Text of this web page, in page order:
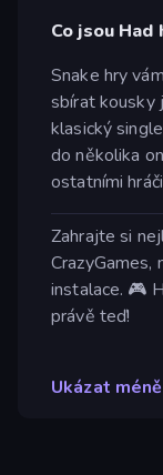
Co jsou Had
Snake hry
sbírat kousky
klasický
do několika
ostatními
Zahrajte si
CrazyGames,
instalace. 🎮
právě teď!
Ukázat méně